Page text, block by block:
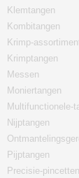
Klemtangen
Kombitangen
Krimp-
Krimptangen
Messen
Moniertangen
Multifunctionele-
Nijptangen
Pijptangen
Precisie-pincetten